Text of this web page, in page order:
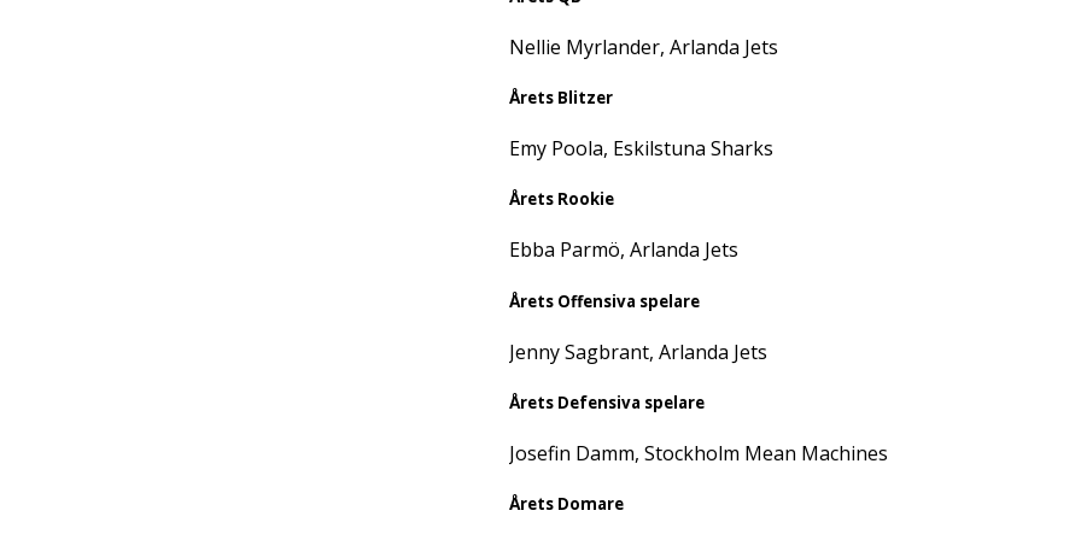
Nellie Myrlander, Arlanda Jets
Årets Blitzer
Emy Poola, Eskilstuna Sharks
Årets Rookie
Ebba Parmö, Arlanda Jets
Årets Offensiva spelare
Jenny Sagbrant, Arlanda Jets
Årets Defensiva spelare
Josefin Damm, Stockholm Mean Machines
Årets Domare